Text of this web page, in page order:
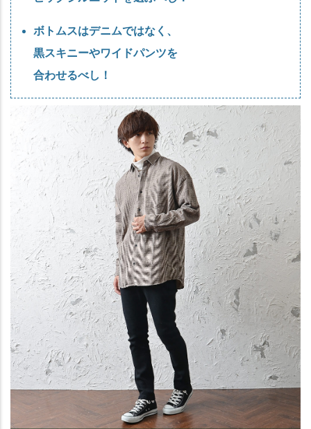
ボトムスはデニムではなく、
黒スキニーやワイドパンツを
合わせるべし！